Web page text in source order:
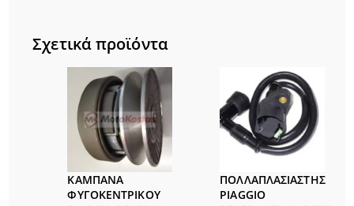
Σχετικά προϊόντα
ΚΑΜΠΑΝΑ
ΦΥΓΟΚΕΝΤΡΙΚΟΥ
ΠΟΛΛΑΠΛΑΣΙΑΣΤΗΣ
PIAGGIO